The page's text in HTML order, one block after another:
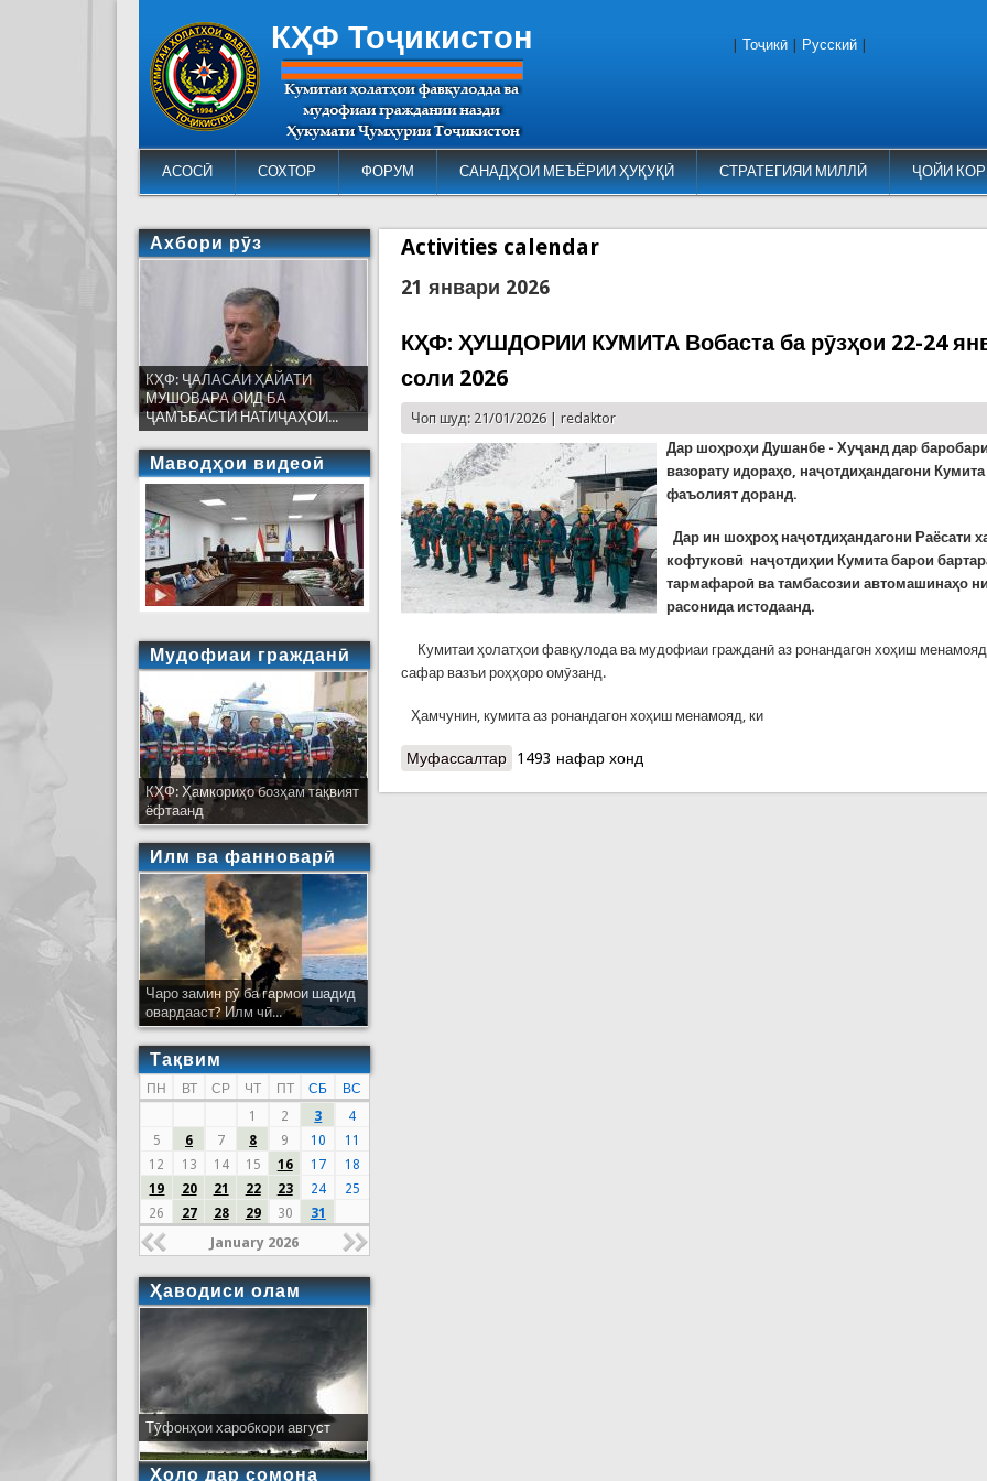
КҲФ Тоҷикистон
АСОСӢ СОХТОР ФОРУМ САНАДҲОИ МЕЪЁРИИ ҲУҚУҚӢ СТРАТЕГИЯИ МИЛЛӢ ҶОЙИ
Тоҷикӣ Русский
Activities calendar
21 январи 2026
КҲФ: ҲУШДОРИИ КУМИТА Вобаста ба рӯзҳои 22-24
соли 2026
Чоп шуд: 21/01/2026 |redaktor
Дар шоҳроҳи Душанбе - Хуҷанд дар
вазорату идораҳо, наҷотдиҳандагони Кумита
фаъолият доранд.
Дар ин шоҳроҳ наҷотдиҳандагони Раёсати
кофтуковӣ наҷотдиҳии Кумита барои
тармафароӣ ва тамбасозии автомашинаҳо
расонида истодаанд.
Кумитаи ҳолатҳои фавқулода ва мудофиаи гражданӣ аз ронандагон хоҳиш
сафар вазъи роҳҳоро омӯзанд.
Ҳамчунин, кумита аз ронандагон хоҳиш менамояд, ки
Муфассалтар о КҲФ: ҲУШДОРИИ КУМИТА Вобаста ба рӯзҳои 22-24 январи
1493 нафар хонд
Ахбори рӯз
КҲФ: ҶАЛАСАИ ҲАЙАТИ
МУШОВАРА ОИД БА
ҶАМЪБАСТИ НАТИҶАҲОИ...
Маводҳои видеоӣ
Мудофиаи гражданӣ
КҲФ: Ҳамкориҳо бозҳам тақвият
ёфтаанд
Илм ва фанноварӣ
Чаро замин рӯ ба гармои шадид
овардааст? Илм чӣ...
Тақвим
ПН ВТ СР ЧТ ПТ СБ
ВС
1
2 3
4
5
6 7 8 9 10
11
12
13 14 15 16 17
18
19
20 21 22 23 24
25
26
27 28 29 30 31
January 2026
Ҳаводиси олам
Тӯфонҳои харобкори август
Ҳоло дар сомона